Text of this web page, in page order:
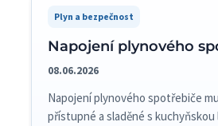
Plyn a bezpečnost
Napojení plynového
08.06.2026
Napojení plynového spotřebiče
přístupné a sladěné s kuchyňskou